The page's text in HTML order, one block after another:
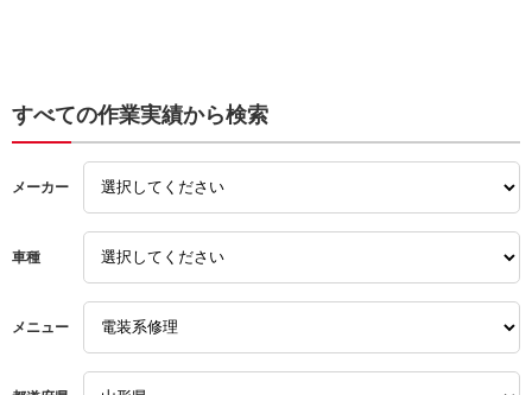
すべての作業実績から検索
メーカー
車種
メニュー